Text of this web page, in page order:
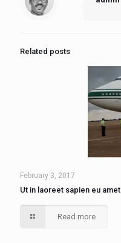
Related posts
February 3, 2017
Ut in laoreet sapien eu amet
Read more